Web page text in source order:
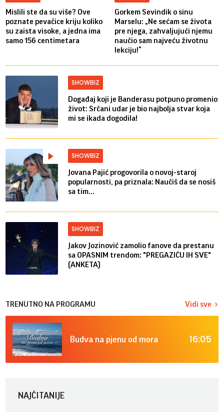
Mislili ste da su više? Ove
poznate pevačice kriju koliko
su zaista visoke, a jedna ima
samo 156 centimetara
Gorkem Sevindik o sinu
Marselu: „Ne sećam se života
pre njega, zahvaljujući njemu
naučio sam najveću životnu
lekciju!“
SHOWBIZ
Događaj koji je Banderasu potpuno promenio
život: Srčani udar je bio najbolja stvar koja
mi se ikada dogodila!
SHOWBIZ
Jovana Pajić progovorila o novoj-staroj
popularnosti, pa priznala: Naučiš da se nosiš
sa tim...
SHOWBIZ
Jakov Jozinović zamolio fanove da prestanu
sa OPASNIM trendom: "PREGAZIĆU IH SVE"
(ANKETA)
TRENUTNO NA PROGRAMU Vidi sve
Budva na pjenu od mora 16:05
NAJČITANIJE